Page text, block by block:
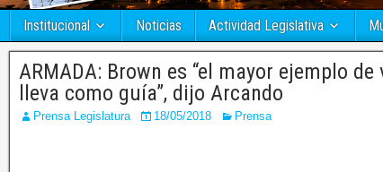
Institucional Noticias Actividad Legislativa
ARMADA: Brown es “el mayor ejemplo
lleva como guía”, dijo Arcando
Prensa Legislatura 18/05/2018 Prensa